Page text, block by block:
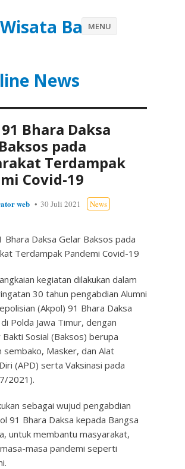
Batu
News
MENU
Bhara Daksa
pada
Terdampak
Covid-19
web 30 Juli 2021 News
Bhara Daksa Gelar Baksos pada
Terdampak Pandemi Covid-19
kegiatan dilakukan dalam
30 tahun pengabdian Alumni
(Akpol) 91 Bhara Daksa
Polda Jawa Timur, dengan
Sosial (Baksos) berupa
sembako, Masker, dan Alat
(APD) serta Vaksinasi pada
2021).
sebagai wujud pengabdian
91 Bhara Daksa kepada Bangsa
untuk membantu masyarakat,
masa pandemi seperti